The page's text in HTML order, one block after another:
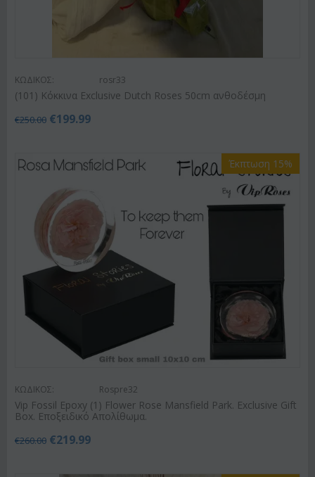
ΚΩΔΙΚΟΣ: rosr33
(101) Κόκκινα Exclusive Dutch Roses 50cm ανθοδέσμη
€250.00 €199.99
Έκπτωση 15%
ΚΩΔΙΚΟΣ: Rospre32
Vip Fossil Epoxy (1) Flower Rose Mansfield Park. Exclusive Gift
Box. Εποξειδικό Απολίθωμα.
€260.00 €219.99